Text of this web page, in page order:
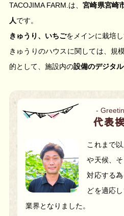
TACOJIMA FARM.は、宮崎県宮崎
人です。
きゅうり、いちごをメインに栽培し
きゅうりのハウスに関しては、規
的として、 施設内の設備のデジタ
代表
これまで
や天候、
対応する
どを適応
業界となりました。